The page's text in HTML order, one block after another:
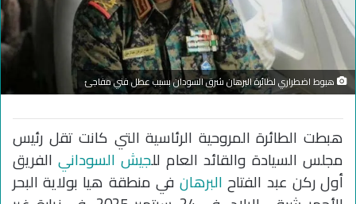
هبوط اضطراري لطائرة البرهان شرق السودان بسبب عطل فني مفاجئ
هبطت الطائرة المروحية الرئاسية التي كانت تقل رئيس
مجلس السيادة والقائد العام للجيش السوداني الفريق
أول ركن عبد الفتاحالبرهانفي منطقة هيا بولاية البحر